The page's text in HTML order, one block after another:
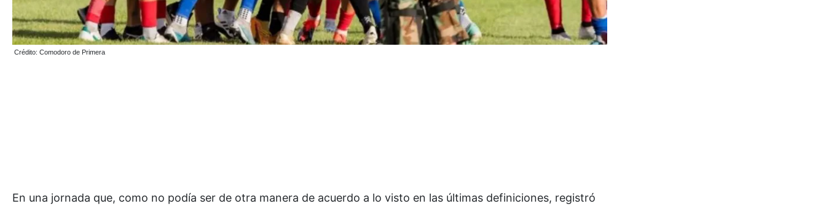
Crédito: Comodoro de Primera
En una jornada que, como no podía ser de otra manera de acuerdo a lo visto en las últimas definiciones, registró